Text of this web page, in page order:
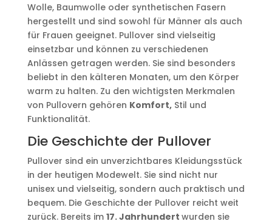
Wolle, Baumwolle oder synthetischen Fasern
hergestellt und sind sowohl für Männer als auch
für Frauen geeignet. Pullover sind vielseitig
einsetzbar und können zu verschiedenen
Anlässen getragen werden. Sie sind besonders
beliebt in den kälteren Monaten, um den Körper
warm zu halten. Zu den wichtigsten Merkmalen
von Pullovern gehören Komfort,Stil und
Funktionalität.
Die Geschichte der Pullover
Pullover sind ein unverzichtbares Kleidungsstück
in der heutigen Modewelt. Sie sind nicht nur
unisex und vielseitig, sondern auch praktisch und
bequem. Die Geschichte der Pullover reicht weit
zurück. Bereits im 17. Jahrhundert wurden sie